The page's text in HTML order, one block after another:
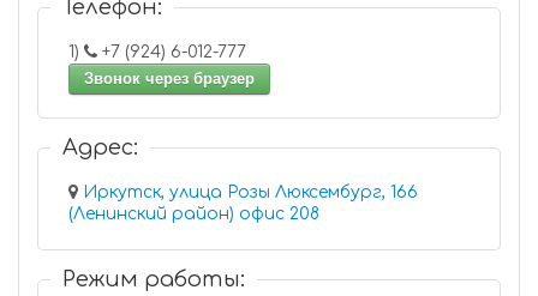
Телефон:
1)
+7 (924) 6-012-777
Звонок через браузер
Адрес:
Иркутск, улица Розы Люксембург, 166
(Ленинский район) офис 208
Режим работы: